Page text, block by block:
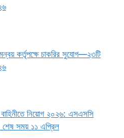
কর্তৃপক্ষে চাকরির সুযোগ—২৩টি
বাহিনীতে নিয়োগ ২০২৬: এসএসসি
সময় ১১ এপ্রিল